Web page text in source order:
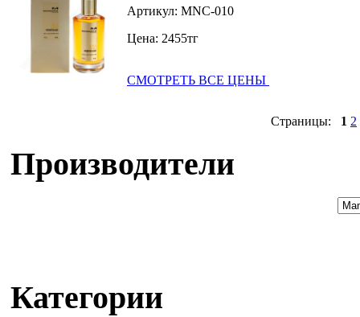
Артикул: MNC-010
Цена: 2455тг
СМОТРЕТЬ ВСЕ ЦЕНЫ
Страницы: 1 2
Производители
Категории